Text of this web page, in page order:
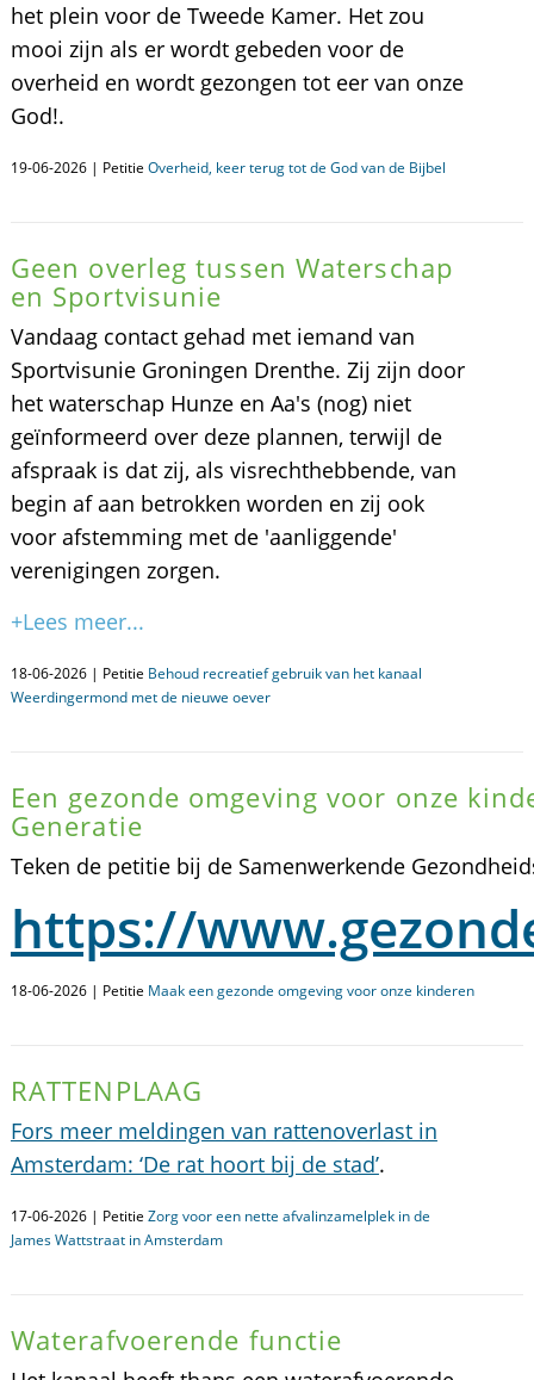
het plein voor de Tweede Kamer. Het zou
mooi zijn als er wordt gebeden voor de
overheid en wordt gezongen tot eer van onze
God!.
19-06-2026 | Petitie Overheid, keer terug tot de God van de Bijbel
Geen overleg tussen Waterschap
en Sportvisunie
Vandaag contact gehad met iemand van
Sportvisunie Groningen Drenthe. Zij zijn door
het waterschap Hunze en Aa's (nog) niet
geïnformeerd over deze plannen, terwijl de
afspraak is dat zij, als visrechthebbende, van
begin af aan betrokken worden en zij ook
voor afstemming met de 'aanliggende'
verenigingen zorgen.
+Lees meer...
18-06-2026 | Petitie Behoud recreatief gebruik van het kanaal
Weerdingermond met de nieuwe oever
Een gezonde omgeving voor onze
Generatie
Teken de petitie bij de Samenwerkende
https://
18-06-2026 | Petitie Maak een gezonde omgeving voor onze kinderen
RATTENPLAAG
Fors meer meldingen van rattenoverlast in
Amsterdam: ‘De rat hoort bij de stad’.
17-06-2026 | Petitie Zorg voor een nette afvalinzamelplek in de
James Wattstraat in Amsterdam
Waterafvoerende functie